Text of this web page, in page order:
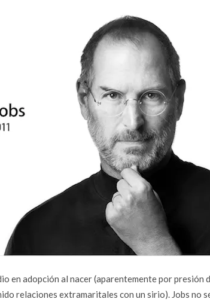
en adopción al nacer (aparentemente por presión
relaciones extramaritales con un sirio). Jobs no